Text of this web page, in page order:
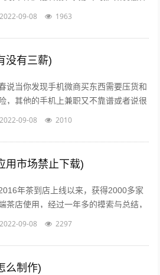
蛋，搅匀。用香油来煎鸡蛋。然后趁热
2022-09-08 1963
没有三薪)
说当你发现手机微商买东西需要压货和
，其他的手机上兼职又不靠谱或者说很
谱的时候，来吧，终于等到啦！新春切
2022-09-08 2010
用市场禁止下载)
年茶到店上线以来，获得2000多家
茶店使用，经过一年多的摸索与总结，
店APP Beta2.0版本于2017年4月26日
2022-09-08 2297
么制作)